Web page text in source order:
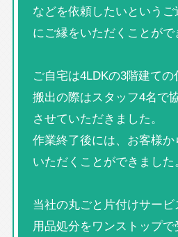
などを依頼したいという
にご縁をいただくことがで
ご自宅は4LDKの3階建て
搬出の際はスタッフ4名で
させていただきました。
作業終了後には、お客様
いただくことができました。
当社の丸ごと片付けサー
用品処分をワンストップ